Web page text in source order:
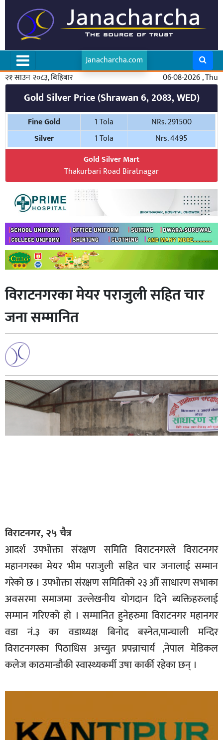
Janacharcha.com
२१ साउन २०८३, बिहिबार
06-08-2026 , Thu
Gold Silver Price (Shrawan 6, 2083, WED)
Fine Gold 1 Tola
NRs. 291500
Silver
1 Tola
Nrs. 4495
Gold Silver Mart
Thakurbari Road Biratnagar
विराटनगरका मेयर पराजुली सहित चार
जना सम्मानित
विराटनगर, २५ चैत्र
आदर्श उपभोक्ता संरक्षण समिति विराटनगरले विराटनगर
महानगरका मेयर भीम पराजुली सहित चार जनालाई सम्मान
गरेको छ । उपभोक्ता संरक्षण समितिको २३ औं साधारण सभाका
अवसरमा समाजमा उल्लेखनीय योगदान दिने ब्यक्तिहरुलाई
सम्मान गरिएको हो । सम्मानित हुनेहरुमा विराटनगर महानगर
वडा नं.३ का वडाध्यक्ष बिनोद बस्नेत,पान्चाली मन्दिर
विराटनगरका पिठाधिस अच्युत प्रपन्नाचार्य ,नेपाल मेडिकल
कलेज काठमान्डौकी स्वास्थ्यकर्मी उषा कार्की रहेका छन् ।